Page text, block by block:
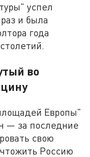
успел
и была
года
во
Европы"
— за последние
свою
Россию